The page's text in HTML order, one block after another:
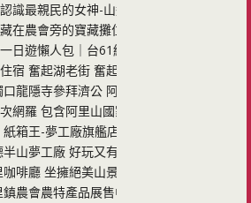
認識最親民的女神-山邊媽祖！除了「粉紅
藏在農會旁的寶藏攤位: 和平市集！內行人才
日遊懶人包｜台61線景點拜媽祖、吃市集
宿 奮起湖老街 奮起湖美食推薦 一次全部報
龍隱寺參拜濟公 阿里山國家風景區裡的
網羅 包含阿里山國家森林遊樂區、阿里山
箱王-夢工廠旗艦店 很特別的紙火鍋、紙火
山夢工廠 好玩又有趣的南投親子景點 超
啡廳 坐擁絕美山景、免費停車免門票！埔
農會農特產品展售中心 就在埔里觀光酒